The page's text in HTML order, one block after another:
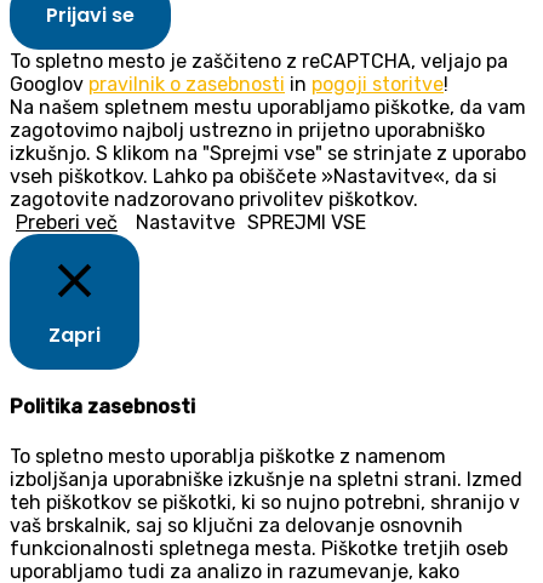
Prijavi se
To spletno mesto je zaščiteno z reCAPTCHA, veljajo pa
Googlov pravilnik o zasebnosti in pogoji storitve!
Na našem spletnem mestu uporabljamo piškotke, da vam
zagotovimo najbolj ustrezno in prijetno uporabniško
izkušnjo. S klikom na "Sprejmi vse" se strinjate z uporabo
vseh piškotkov. Lahko pa obiščete »Nastavitve«, da si
zagotovite nadzorovano privolitev piškotkov.
Preberi več
Nastavitve SPREJMI VSE
Zapri
Politika zasebnosti
To spletno mesto uporablja piškotke z namenom
izboljšanja uporabniške izkušnje na spletni strani. Izmed
teh piškotkov se piškotki, ki so nujno potrebni, shranijo v
vaš brskalnik, saj so ključni za delovanje osnovnih
funkcionalnosti spletnega mesta. Piškotke tretjih oseb
uporabljamo tudi za analizo in razumevanje, kako